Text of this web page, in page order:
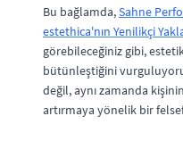
Bu bağlamda,Sahne
estethica'nın Yenilikçi
görebileceğiniz gibi, estetik
bütünleştiğini
değil, aynı zamanda
artırmaya yönelik bir